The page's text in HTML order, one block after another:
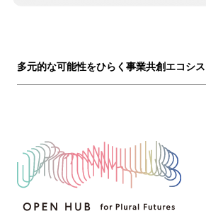
多元的な可能性をひらく事業共創エコシ